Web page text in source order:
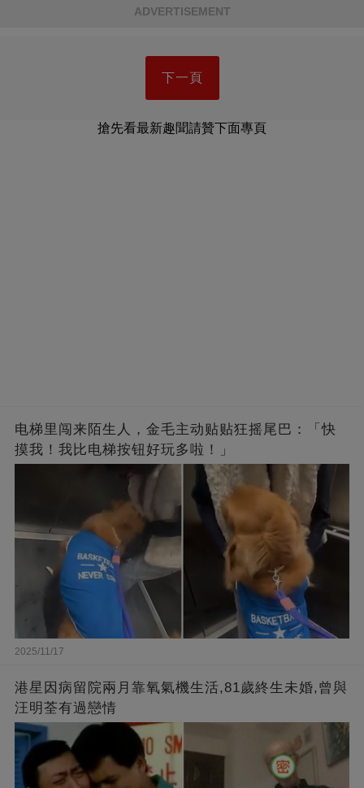
ADVERTISEMENT
下一頁
搶先看最新趣聞請贊下面專頁
电梯里闯来陌生人，金毛主动贴贴狂摇尾巴：「快
摸我！我比电梯按钮好玩多啦！」
2025/11/17
港星因病留院兩月靠氧氣機生活,81歲終生未婚,曾與
汪明荃有過戀情